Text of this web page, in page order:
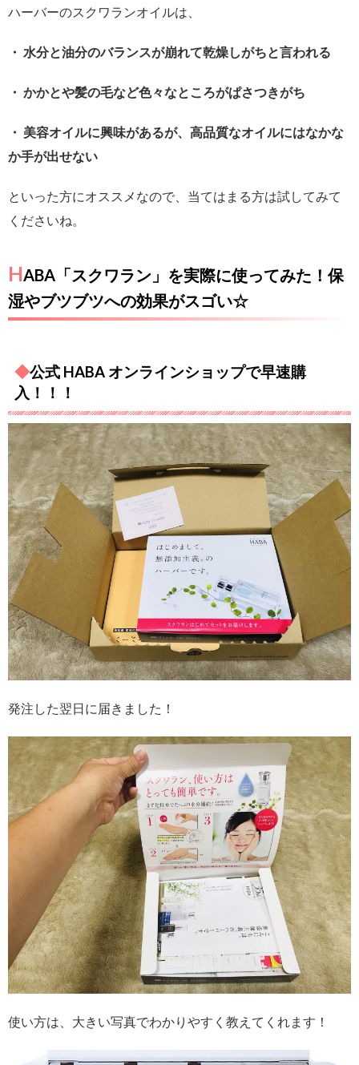
ハーバーのスクワランオイルは、
・ 水分と油分のバランスが崩れて乾燥しがちと言われる
・ かかとや髪の毛など色々なところがぱさつきがち
・ 美容オイルに興味があるが、高品質なオイルにはなかな
か手が出せない
といった方にオススメなので、当てはまる方は試してみて
くださいね。
HABA「スクワラン」を実際に使ってみた！保
湿やブツブツへの効果がスゴい☆
◆公式 HABA オンラインショップで早速購
入！！！
発注した翌日に届きました！
使い方は、大きい写真でわかりやすく教えてくれます！